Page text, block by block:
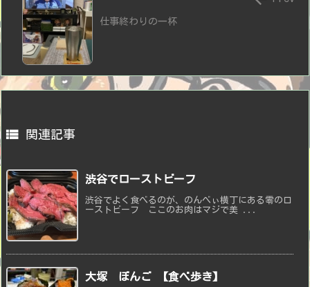
仕事終わりの一杯
 関連記事
渋谷でローストビーフ
渋谷でよく食べるのが、のんべぃ横丁にある零のロ
ーストビーフ ここのお肉はマジで美 ...
大塚 ぼんご 【食べ歩き】